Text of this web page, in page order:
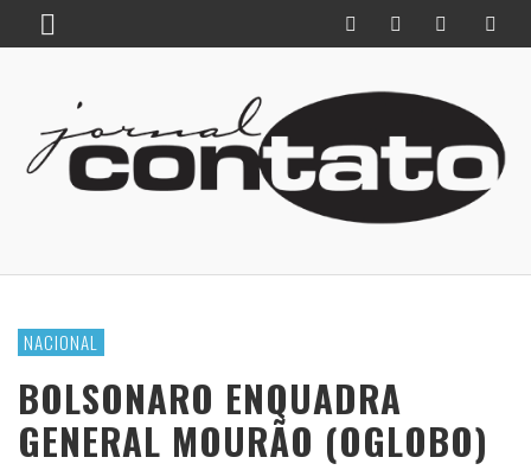
NACIONAL
BOLSONARO ENQUADRA
GENERAL MOURÃO (OGLOBO)